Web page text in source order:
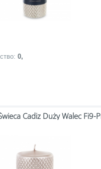
0,
Cadiz Duży Walec Fi9-